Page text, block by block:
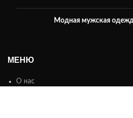
Модная мужская
МЕНЮ
О нас